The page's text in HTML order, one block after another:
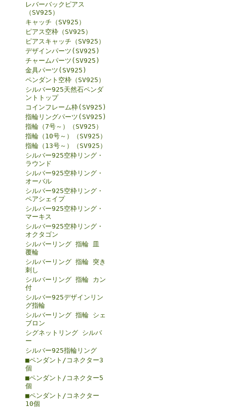
レバーバックピアス
（SV925）
キャッチ（SV925）
ピアス空枠（SV925）
ピアスキャッチ（SV925）
デザインパーツ(SV925)
チャームパーツ(SV925)
金具パーツ(SV925)
ペンダント空枠（SV925）
シルバー925天然石ペンダ
ントトップ
コインフレーム枠(SV925)
指輪リングパーツ(SV925)
指輪（7号～）（SV925）
指輪（10号～）（SV925）
指輪（13号～）（SV925）
シルバー925空枠リング・
ラウンド
シルバー925空枠リング・
オーバル
シルバー925空枠リング・
ペアシェイプ
シルバー925空枠リング・
マーキス
シルバー925空枠リング・
オクタゴン
シルバーリング 指輪 皿
覆輪
シルバーリング 指輪 突き
刺し
シルバーリング 指輪 カン
付
シルバー925デザインリン
グ指輪
シルバーリング 指輪 シェ
ブロン
シグネットリング シルバ
ー
シルバー925指輪リング
■ペンダント/コネクター3
個
■ペンダント/コネクター5
個
■ペンダント/コネクター
10個